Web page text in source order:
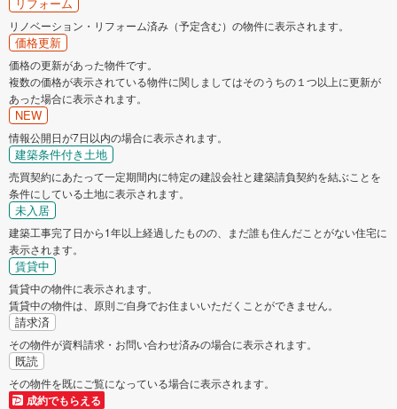
リノベーション・リフォーム済み（予定含む）の物件に表示されます。
価格更新
価格の更新があった物件です。
複数の価格が表示されている物件に関しましてはそのうちの１つ以上に更新が
あった場合に表示されます。
NEW
情報公開日が7日以内の場合に表示されます。
建築条件付き土地
売買契約にあたって一定期間内に特定の建設会社と建築請負契約を結ぶことを
条件にしている土地に表示されます。
未入居
建築工事完了日から1年以上経過したものの、まだ誰も住んだことがない住宅に
表示されます。
賃貸中
賃貸中の物件に表示されます。
賃貸中の物件は、原則ご自身でお住まいいただくことができません。
請求済
その物件が資料請求・お問い合わせ済みの場合に表示されます。
既読
その物件を既にご覧になっている場合に表示されます。
成約でもらえる